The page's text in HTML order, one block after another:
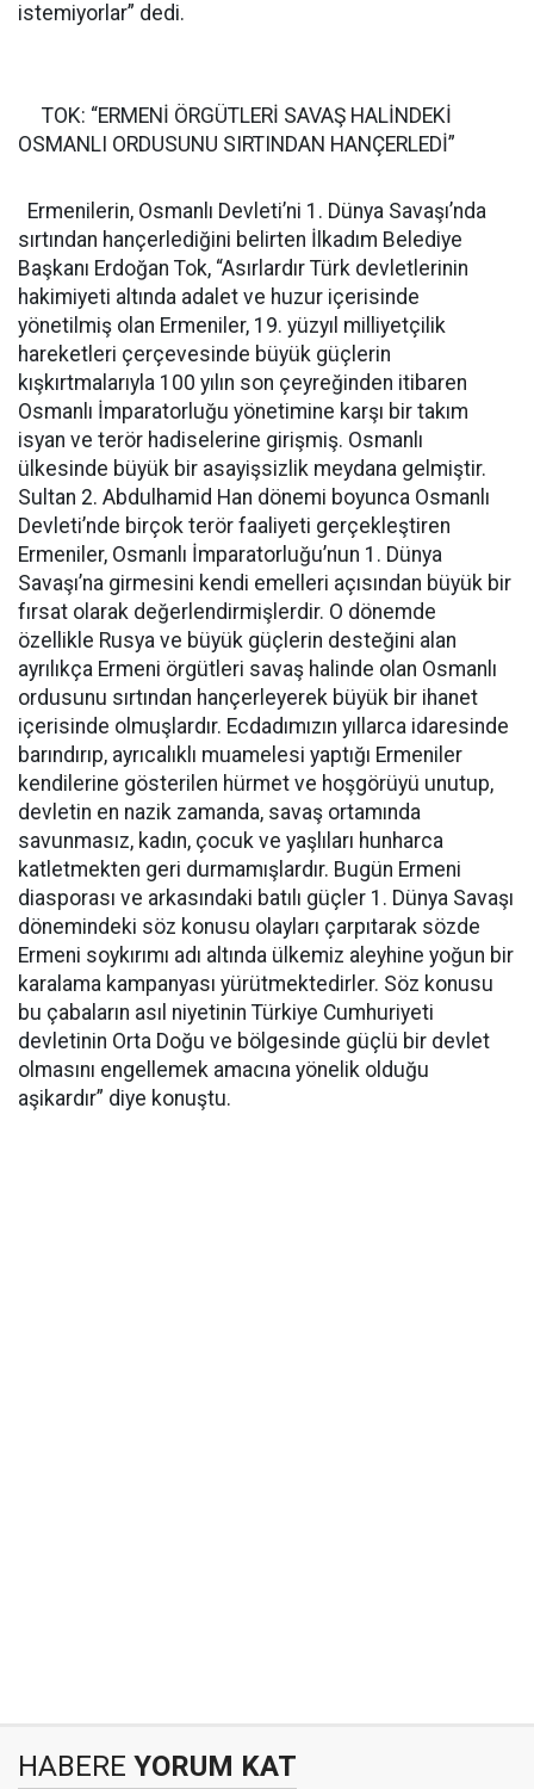
istemiyorlar” dedi.
TOK: “ERMENİ ÖRGÜTLERİ SAVAŞ HALİNDEKİ
OSMANLI ORDUSUNU SIRTINDAN HANÇERLEDİ”
Ermenilerin, Osmanlı Devleti’ni 1. Dünya Savaşı’nda
sırtından hançerlediğini belirten İlkadım Belediye
Başkanı Erdoğan Tok, “Asırlardır Türk devletlerinin
hakimiyeti altında adalet ve huzur içerisinde
yönetilmiş olan Ermeniler, 19. yüzyıl milliyetçilik
hareketleri çerçevesinde büyük güçlerin
kışkırtmalarıyla 100 yılın son çeyreğinden itibaren
Osmanlı İmparatorluğu yönetimine karşı bir takım
isyan ve terör hadiselerine girişmiş. Osmanlı
ülkesinde büyük bir asayişsizlik meydana gelmiştir.
Sultan 2. Abdulhamid Han dönemi boyunca Osmanlı
Devleti’nde birçok terör faaliyeti gerçekleştiren
Ermeniler, Osmanlı İmparatorluğu’nun 1. Dünya
Savaşı’na girmesini kendi emelleri açısından büyük bir
fırsat olarak değerlendirmişlerdir. O dönemde
özellikle Rusya ve büyük güçlerin desteğini alan
ayrılıkça Ermeni örgütleri savaş halinde olan Osmanlı
ordusunu sırtından hançerleyerek büyük bir ihanet
içerisinde olmuşlardır. Ecdadımızın yıllarca idaresinde
barındırıp, ayrıcalıklı muamelesi yaptığı Ermeniler
kendilerine gösterilen hürmet ve hoşgörüyü unutup,
devletin en nazik zamanda, savaş ortamında
savunmasız, kadın, çocuk ve yaşlıları hunharca
katletmekten geri durmamışlardır. Bugün Ermeni
diasporası ve arkasındaki batılı güçler 1. Dünya Savaşı
dönemindeki söz konusu olayları çarpıtarak sözde
Ermeni soykırımı adı altında ülkemiz aleyhine yoğun bir
karalama kampanyası yürütmektedirler. Söz konusu
bu çabaların asıl niyetinin Türkiye Cumhuriyeti
devletinin Orta Doğu ve bölgesinde güçlü bir devlet
olmasını engellemek amacına yönelik olduğu
aşikardır” diye konuştu.
HABERE YORUM KAT